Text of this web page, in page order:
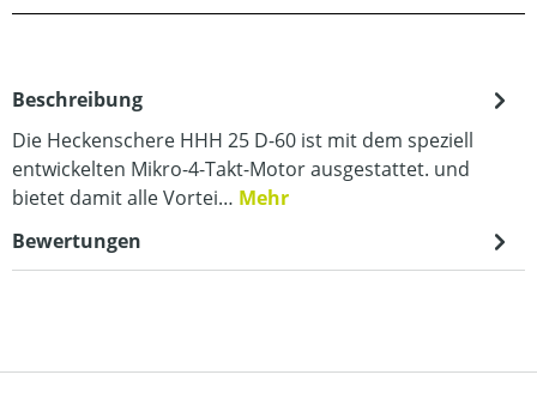
Beschreibung
Die Heckenschere HHH 25 D-60 ist mit dem speziell
entwickelten Mikro-4-Takt-Motor ausgestattet. und
bietet damit alle Vortei… Mehr
Bewertungen